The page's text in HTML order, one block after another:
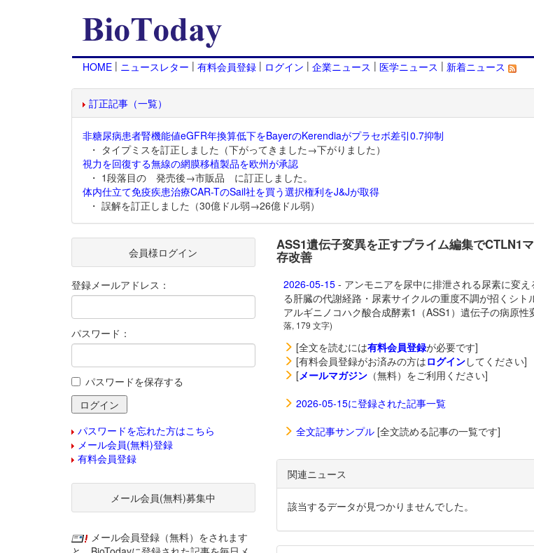
HOME | ニュースレター | 有料会員登録 | ログイン | 企業ニュース | 医学ニュース | 新着ニュース
訂正記事（一覧）
非糖尿病患者腎機能値eGFR年換算低下をBayerのKerendiaがプラセボ差引0.7抑制
・ タイプミスを訂正しました（下がってきました→下がりました）
視力を回復する無線の網膜移植製品を欧州が承認
・ 1段落目の 発売後→市販品 に訂正しました。
体内仕立て免疫疾患治療CAR-TのSail社を買う選択権利をJ&Jが取得
・ 誤解を訂正しました（30億ドル弱→26億ドル弱）
ASS1遺伝子変異を正すプライム編集でCTLN1
存改善
2026-05-15- アンモニアを尿中に排泄される尿素に変
る肝臓の代謝経路・尿素サイクルの重度不調が招くシト
アルギニノコハク酸合成酵素1（ASS1）遺伝子の病原性
落, 179 文字)
[全文を読むには有料会員登録が必要です]
[有料会員登録がお済みの方はログインしてください]
[メールマガジン（無料）をご利用ください]
2026-05-15に登録された記事一覧
全文記事サンプル[全文読める記事の一覧です]
関連ニュース
該当するデータが見つかりませんでした。
会員様ログイン
登録メールアドレス：
パスワード：
パスワードを保存する
パスワードを忘れた方はこちら
メール会員(無料)登録
有料会員登録
メール会員(無料)募集中
メール会員登録（無料）をされます